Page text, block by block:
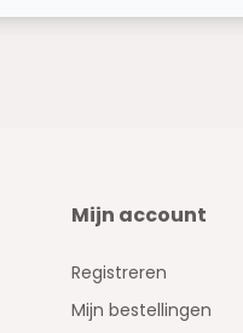
Mijn account
Registreren
Mijn bestellingen